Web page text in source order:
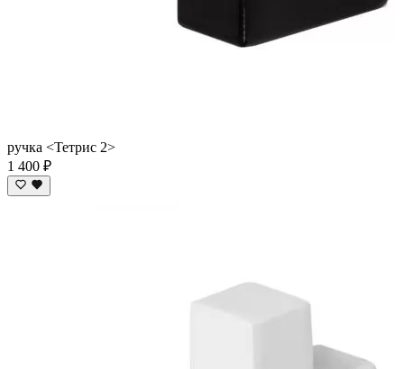
ручка <Тетрис 2>
1 400 ₽